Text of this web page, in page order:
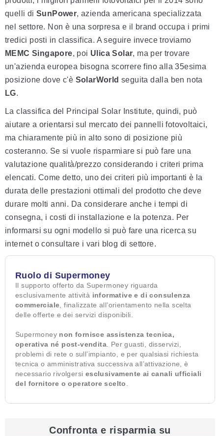
quelli diSunPower, azienda americana specializzata
nel settore. Non è una sorpresa e il brand occupa i primi
tredici posti in classifica. A seguire invece troviamo
MEMC Singapore, poi Ulica Solar, ma per trovare
un'azienda europea bisogna scorrere fino alla 35esima
posizione dove c'è SolarWorld seguita dalla ben nota
LG.
La classifica del Principal Solar Institute, quindi, può
aiutare a orientarsi sul mercato dei pannelli fotovoltaici,
ma chiaramente più in alto sono di posizione più
costeranno. Se si vuole risparmiare si può fare una
valutazione qualità/prezzo considerando i criteri prima
elencati. Come detto, uno dei criteri più importanti è la
durata delle prestazioni ottimali del prodotto che deve
durare molti anni. Da considerare anche i tempi di
consegna, i costi di installazione e la potenza. Per
informarsi su ogni modello si può fare una ricerca su
internet o consultare i vari blog di settore.
Ruolo di Supermoney
Il supporto offerto da Supermoney riguarda
esclusivamente attività informative e di consulenza
commerciale , finalizzate all’orientamento nella scelta
delle offerte e dei servizi disponibili.
Supermoney non fornisce assistenza tecnica,
operativa né post-vendita . Per guasti, disservizi,
problemi di rete o sull’impianto, e per qualsiasi richiesta
tecnica o amministrativa successiva all’attivazione, è
necessario rivolgersi esclusivamente ai canali ufficiali
del fornitore o operatore scelto
Confronta e risparmia su